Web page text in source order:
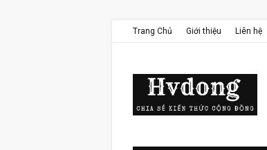
Trang Chủ Giới thiệu Liên hệ